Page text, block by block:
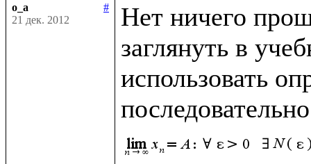
o_a
#
21 дек. 2012
Нет ничего
заглянуть в
использовать